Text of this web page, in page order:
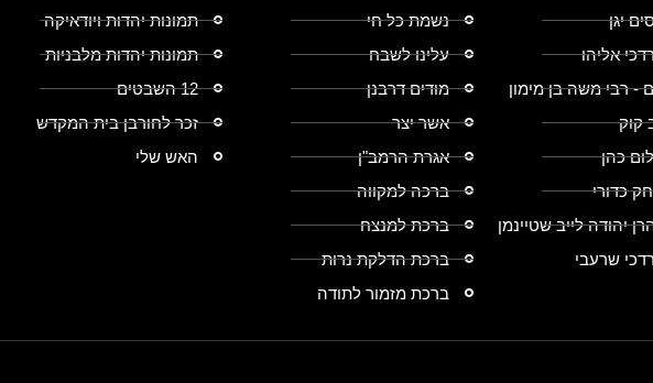
יגן
אליהו
- רבי משה בן מימון
קוק
כהן
כדורי
יהודה לייב שטיינמן
שרעבי
נשמת כל חי
עלינו לשבח
מודים דרבנן
אשר יצר
אגרת הרמב"ן
ברכה למקווה
ברכת למנצח
ברכת הדלקת נרות
ברכת מזמור לתודה
תמונות יהדות ויודאיקה
תמונות יהדות מלבניות
12 השבטים
זכר לחורבן בית המקדש
האש שלי